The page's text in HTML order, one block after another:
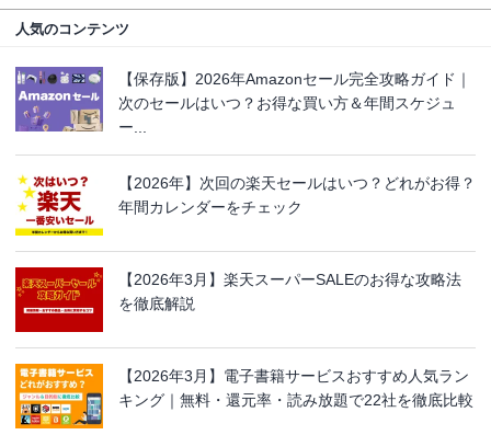
人気のコンテンツ
【保存版】2026年Amazonセール完全攻略ガイド｜
次のセールはいつ？お得な買い方＆年間スケジュ
ー...
【2026年】次回の楽天セールはいつ？どれがお得？
年間カレンダーをチェック
【2026年3月】楽天スーパーSALEのお得な攻略法
を徹底解説
【2026年3月】電子書籍サービスおすすめ人気ラン
キング｜無料・還元率・読み放題で22社を徹底比較